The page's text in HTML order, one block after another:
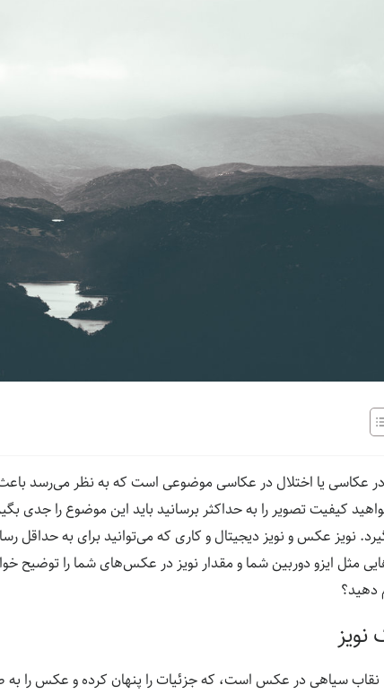
در عکاسی یا اختلال در عکاسی موضوعی است که به نظر می‌رسد
کیفیت تصویر را به حداکثر برسانید باید این موضوع را جدی
نویز عکس و نویز دیجیتال و کاری که می‌توانید برای به حداقل
مثل ایزو دوربین شما و مقدار نویز در عکس‌های شما را توضیح
دهید؟
نویز
نقاب سیاهی در عکس است، که جزئیات را پنهان کرده و عکس را